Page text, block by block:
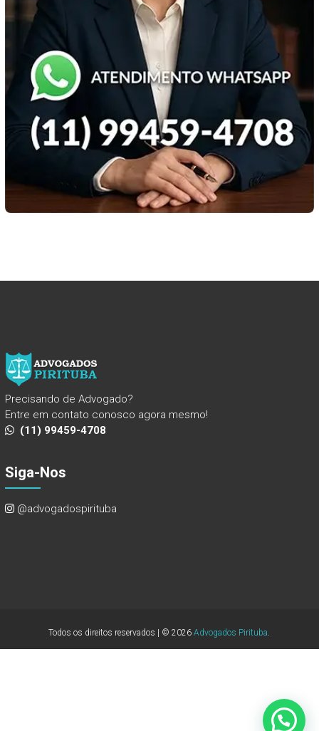
Precisando de Advogado?
Entre em contato conosco agora mesmo!
(11) 99459-4708
Siga-Nos
@advogadospirituba
Todos os direitos reservados | © 2026Advogados Pirituba.